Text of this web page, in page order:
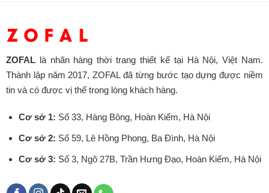
ZOFALlà nhãn hàng thời trang thiết kế tại Hà Nội, Việt Nam.
Thành lập năm 2017, ZOFAL đã từng bước tạo dựng được niềm
tin và có được vị thế trong lòng khách hàng.
Cơ sở 1: Số 33, Hàng Bông, Hoàn Kiếm, Hà Nội
Cơ sở 2: Số 59, Lê Hồng Phong, Ba Đình, Hà Nội
Cơ sở 3: Số 3, Ngõ 27B, Trần Hưng Đạo, Hoàn Kiếm, Hà Nội